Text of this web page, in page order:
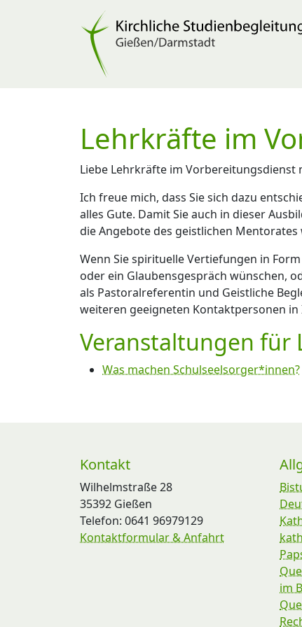
Lehrkräfte im
Liebe Lehrkräfte im Vorbereitungsdienst
Ich freue mich, dass Sie sich dazu
alles Gute. Damit Sie auch in dieser
die Angebote des geistlichen
Wenn Sie spirituelle Vertiefungen in
oder ein Glaubensgespräch wünschen,
als Pastoralreferentin und Geistliche
weiteren geeigneten Kontaktpersonen in
Veranstaltungen für
Was machen Schulseelsorger*innen?
Kontakt
Wilhelmstraße 28
35392 Gießen
Telefon: 0641 96979129
Kontaktformular & Anfahrt
im